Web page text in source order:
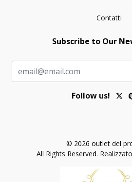
Contatti
Subscribe to Our
Follow us!
© 2026 outlet del
All Rights Reserved.